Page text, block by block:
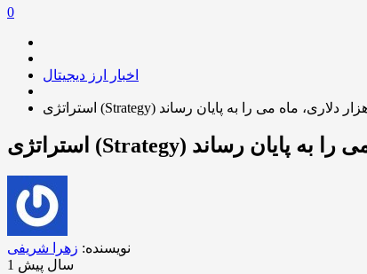
0
اخبار ارز دیجیتال
نویسنده: زهرا شریفی
1 سال پیش